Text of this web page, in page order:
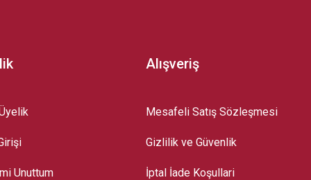
Unuttum
Alışveriş
Mesafeli Satış Sözleşmesi
Gizlilik ve Güvenlik
İptal İade Koşullari